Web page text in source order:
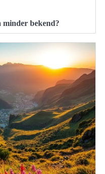
minder bekend?